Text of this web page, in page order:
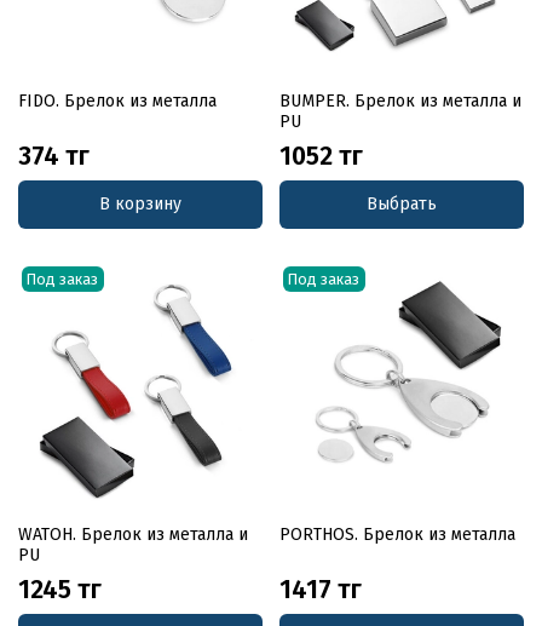
FIDO. Брелок из металла
374 тг
В корзину
BUMPER. Брелок из металла и
PU
1052 тг
Выбрать
Под заказ
WATOH. Брелок из металла и
PU
1245 тг
Под заказ
PORTHOS. Брелок из металла
1417 тг